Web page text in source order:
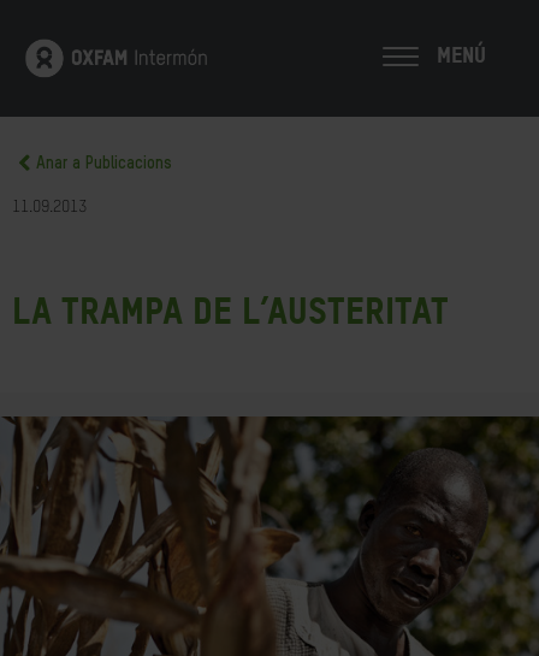
MENÚ
Anar a Publicacions
11.09.2013
La Trampa de l’austeritat